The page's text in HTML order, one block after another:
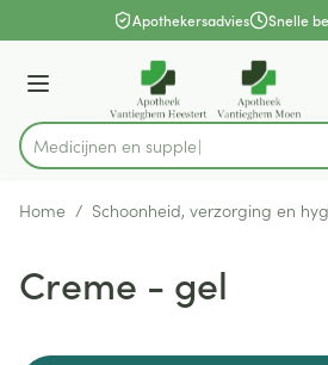
Ga naar de inhoudApothekersadvies Snelle
Menu
Product, merk, categorie...
M
Home / Schoonheid, verzorging en
Creme - gel